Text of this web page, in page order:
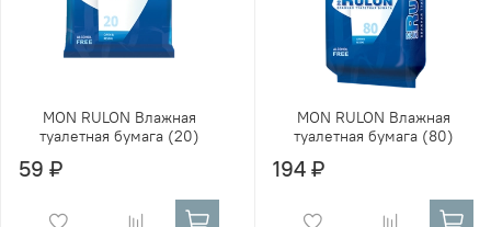
MON RULON Влажная
туалетная бумага (20)
59 ₽
MON RULON Влажная
туалетная бумага (80)
194 ₽